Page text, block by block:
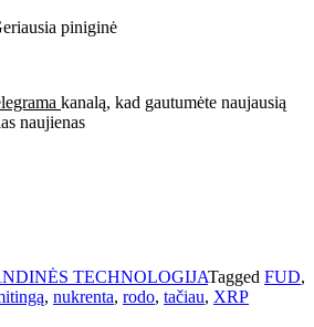
kanalą, kad gautumėte naujausią
naujienas
TECHNOLOGIJATagged FUD,
, nukrenta, rodo, tačiau, XRP